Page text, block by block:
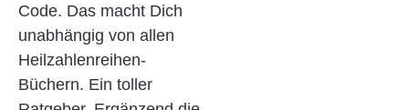
Code. Das macht Dich
unabhängig von allen
Heilzahlenreihen-
Büchern. Ein toller